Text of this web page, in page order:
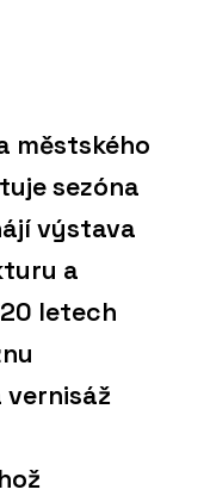
městského
sezóna
výstava
a
letech
vernisáž